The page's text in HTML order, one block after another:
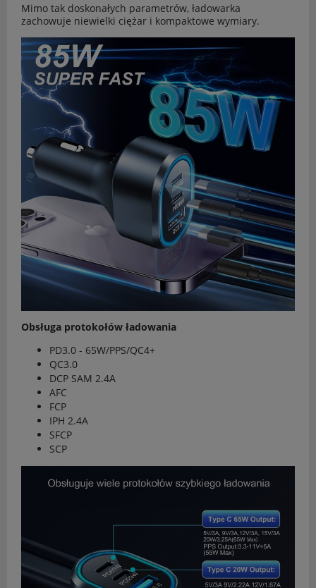
Mimo tak doskonałych parametrów, ładowarka
zachowuje niewielki ciężar i kompaktowe wymiary.
Obsługa protokołów ładowania
PD3.0 - 65W/PPS/QC4+
QC3.0
DCP SAM 2.4A
AFC
FCP
IPH 2.4A
SFCP
SCP